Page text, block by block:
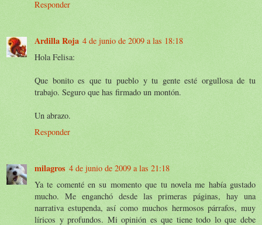
Responder
Ardilla Roja 4 de junio de 2009 a las 18:18
Hola Felisa:
Que bonito es que tu pueblo y tu gente esté orgullosa de tu
trabajo. Seguro que has firmado un montón.
Un abrazo.
Responder
milagros 4 de junio de 2009 a las 21:18
Ya te comenté en su momento que tu novela me había gustado
mucho. Me enganchó desde las primeras páginas, hay una
narrativa estupenda, así como muchos hermosos párrafos, muy
líricos y profundos. Mi opinión es que tiene todo lo que debe